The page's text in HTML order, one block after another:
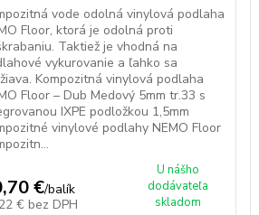
vode odolná vinylová podlaha
Floor, ktorá je odolná proti
Taktiež je vhodná na
vykurovanie a ľahko sa
Kompozitná vinylová podlaha
Floor – Dub Medový 5mm tr.33 s
IXPE podložkou 1,5mm
vinylové podlahy NEMO Floor
€/balík
€ bez DPH
U nášho
dodávateľa
skladom